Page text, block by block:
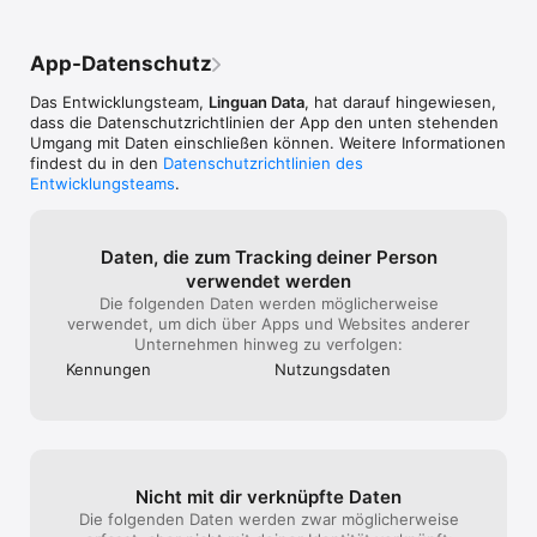
*AirPrint u. Faxen
in mehr als 30 Länder faxen.
*Dokumente freigeben
Ihre Dokumente sind von Ihren Freuden und Mitarbeitern in
Gruppe zu lesen und kommentieren, dadurch dass Sie
*Bearbeitung der Dokumente
Man kann handschriftliche Notizen in seine Dokumente
machen oder Ihre eigene Wasserzeichen erstellen und
einfügen.
* Schnelle Suchung
*Wichtige Dokumente schützen
Hat man vertrauliche Dokumente, kann er sie mit Passwort
Schade
App-Datenschutz
Das Entwicklungsteam, Linguan Data, hat darauf hingewiesen,
dass die Datenschutz­richtlinien der App den unten stehenden
Umgang mit Daten einschließen können. Weitere Informationen
findest du in den Datenschutzrichtlinien des
Entwicklungsteams.
Daten, die zum Tracking deiner Person
verwendet werden
Die folgenden Daten werden möglicherweise
verwendet, um dich über Apps und Websites anderer
Unternehmen hinweg zu verfolgen:
Kennungen
Nutzungs­daten
Nicht mit dir verknüpfte Daten
Die folgenden Daten werden zwar möglicherweise